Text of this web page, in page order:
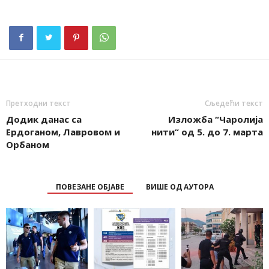
Претходни текст
Додик данас са
Ердоганом, Лавровом и
Орбаном
Сљедећи текст
Изложба “Чаролија
нити“ од 5. до 7. марта
ПОВЕЗАНЕ ОБЈАВЕ ВИШЕ ОД АУТОРА